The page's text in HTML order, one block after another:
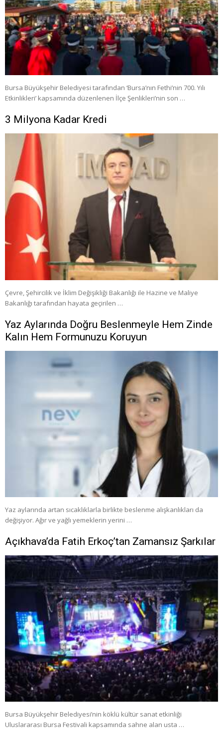
Bursa Büyükşehir Belediyesi tarafından ‘Bursa’nın Fethi’nin 700. Yılı
Etkinlikleri’ kapsamında düzenlenen İlçe Şenlikleri’nin son …
3 Milyona Kadar Kredi
Çevre, Şehircilik ve İklim Değişikliği Bakanlığı ile Hazine ve Maliye
Bakanlığı tarafından hayata geçirilen …
Yaz Aylarında Doğru Beslenmeyle Hem Zinde
Kalın Hem Formunuzu Koruyun
Yaz aylarında artan sıcaklıklarla birlikte beslenme alışkanlıkları da
değişiyor. Ağır ve yağlı yemeklerin yerini …
Açıkhava’da Fatih Erkoç’tan Zamansız Şarkılar
Bursa Büyükşehir Belediyesi’nin köklü kültür sanat etkinliği
Uluslararası Bursa Festivali kapsamında sahne alan usta …